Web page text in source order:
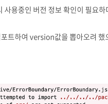
사용중인 버전 정보 확인이 필요하
트하여 version값을 뽑아오려 했